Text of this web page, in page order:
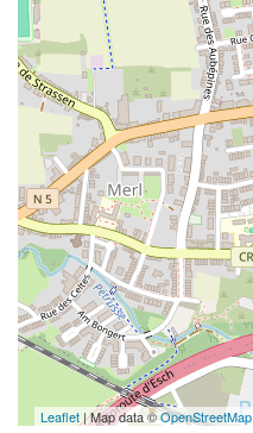
Leaflet| Map data ©OpenStreetMap